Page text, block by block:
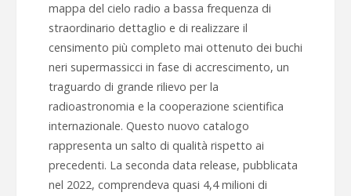
mappa del cielo radio a bassa frequenza di
straordinario dettaglio e di realizzare il
censimento più completo mai ottenuto dei buchi
neri supermassicci in fase di accrescimento, un
traguardo di grande rilievo per la
radioastronomia e la cooperazione scientifica
internazionale. Questo nuovo catalogo
rappresenta un salto di qualità rispetto ai
precedenti. La seconda data release, pubblicata
nel 2022, comprendeva quasi 4,4 milioni di